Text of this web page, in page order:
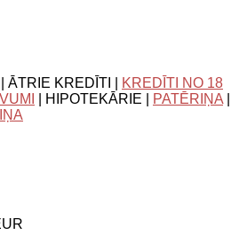
ĀTRIE KREDĪTI |
KREDĪTI NO 18
| HIPOTEKĀRIE | PATĒRIŅA